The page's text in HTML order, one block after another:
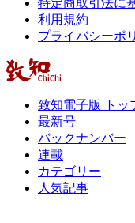
特定商取引法に
利用規約
プライバシーポ
致知電子版 トッ
最新号
バックナンバー
連載
カテゴリー
人気記事